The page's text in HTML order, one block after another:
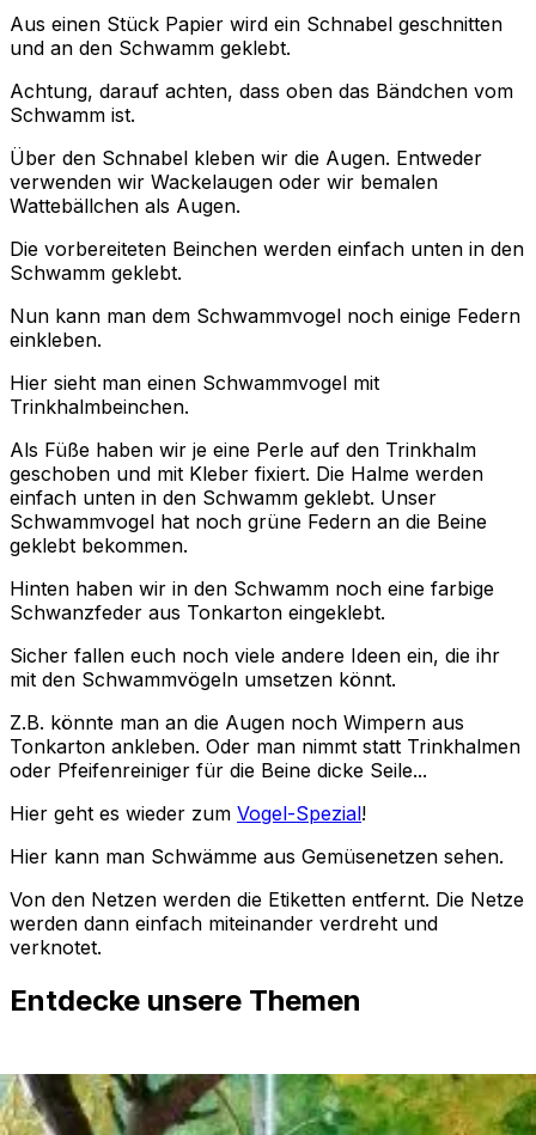
Aus einen Stück Papier wird ein Schnabel geschnitten
und an den Schwamm geklebt.
Achtung, darauf achten, dass oben das Bändchen vom
Schwamm ist.
Über den Schnabel kleben wir die Augen. Entweder
verwenden wir Wackelaugen oder wir bemalen
Wattebällchen als Augen.
Die vorbereiteten Beinchen werden einfach unten in den
Schwamm geklebt.
Nun kann man dem Schwammvogel noch einige Federn
einkleben.
Hier sieht man einen Schwammvogel mit
Trinkhalmbeinchen.
Als Füße haben wir je eine Perle auf den Trinkhalm
geschoben und mit Kleber fixiert. Die Halme werden
einfach unten in den Schwamm geklebt. Unser
Schwammvogel hat noch grüne Federn an die Beine
geklebt bekommen.
Hinten haben wir in den Schwamm noch eine farbige
Schwanzfeder aus Tonkarton eingeklebt.
Sicher fallen euch noch viele andere Ideen ein, die ihr
mit den Schwammvögeln umsetzen könnt.
Z.B. könnte man an die Augen noch Wimpern aus
Tonkarton ankleben. Oder man nimmt statt Trinkhalmen
oder Pfeifenreiniger für die Beine dicke Seile...
Hier geht es wieder zum Vogel-Spezial!
Hier kann man Schwämme aus Gemüsenetzen sehen.
Von den Netzen werden die Etiketten entfernt. Die Netze
werden dann einfach miteinander verdreht und
verknotet.
Entdecke unsere Themen